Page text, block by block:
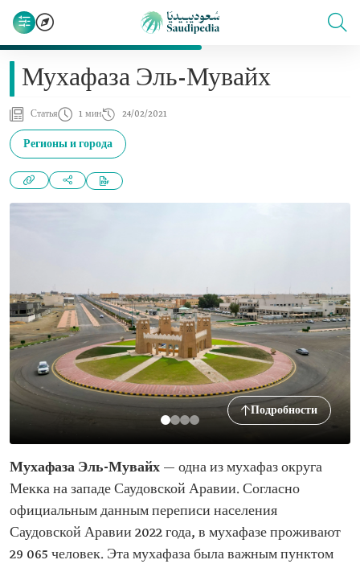
Мухафаза Эль-Мувайх
Статья 1 мин 24/02/2021
Регионы и города
Подробности
Мухафаза Эль-Мувайх — одна из мухафаз округа
Мекка на западе Саудовской Аравии. Согласно
официальным данным переписи населения
Саудовской Аравии 2022 года, в мухафазе проживают
29 065 человек. Эта мухафаза была важным пунктом